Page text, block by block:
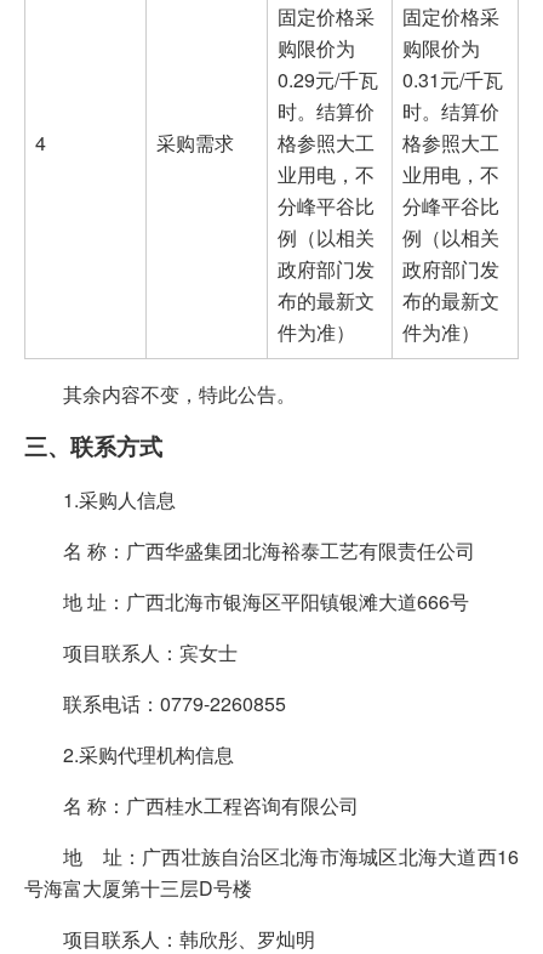
4 采购需求
固定价格采
购限价为
0.29元/千瓦
时。结算价
格参照大工
业用电，不
分峰平谷比
例（以相关
政府部门发
布的最新文
件为准）
固定价格采
购限价为
0.31元/千瓦
时。结算价
格参照大工
业用电，不
分峰平谷比
例（以相关
政府部门发
布的最新文
件为准）
其余内容不变，特此公告。
三、联系方式
1.采购人信息
名 称：广西华盛集团北海裕泰工艺有限责任公司
地 址：广西北海市银海区平阳镇银滩大道666号
项目联系人：宾女士
联系电话：0779-2260855
2.采购代理机构信息
名 称：广西桂水工程咨询有限公司
地 址：广西壮族自治区北海市海城区北海大道西16
号海富大厦第十三层D号楼
项目联系人：韩欣彤、罗灿明